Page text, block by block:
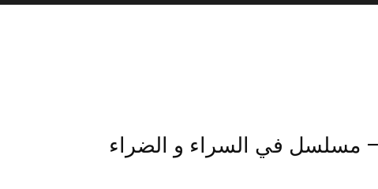
مسلسل في السراء و الضراء